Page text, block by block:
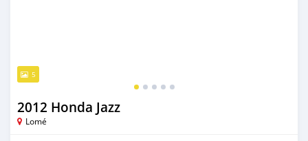
5
2012 Honda Jazz
Lomé